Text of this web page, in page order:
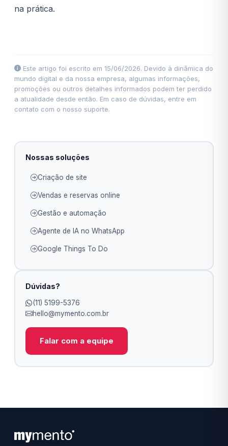
na prática.
Este artigo foi escrito em 15/06/2026. Devido à dinâmica do
mundo digital e da nossa empresa, algumas informações,
promoções ou outros detalhes informados podem ter perdido
a atualidade desde então. Em caso de dúvidas, entre em
contato com o nosso suporte.
Nossas soluções
Criação de site
Vendas e reservas online
Gestão e automação
Agente de IA no WhatsApp
Google Things To Do
Dúvidas?
(11) 5199-5376
hello@mymento.com.br
Falar com a equipe